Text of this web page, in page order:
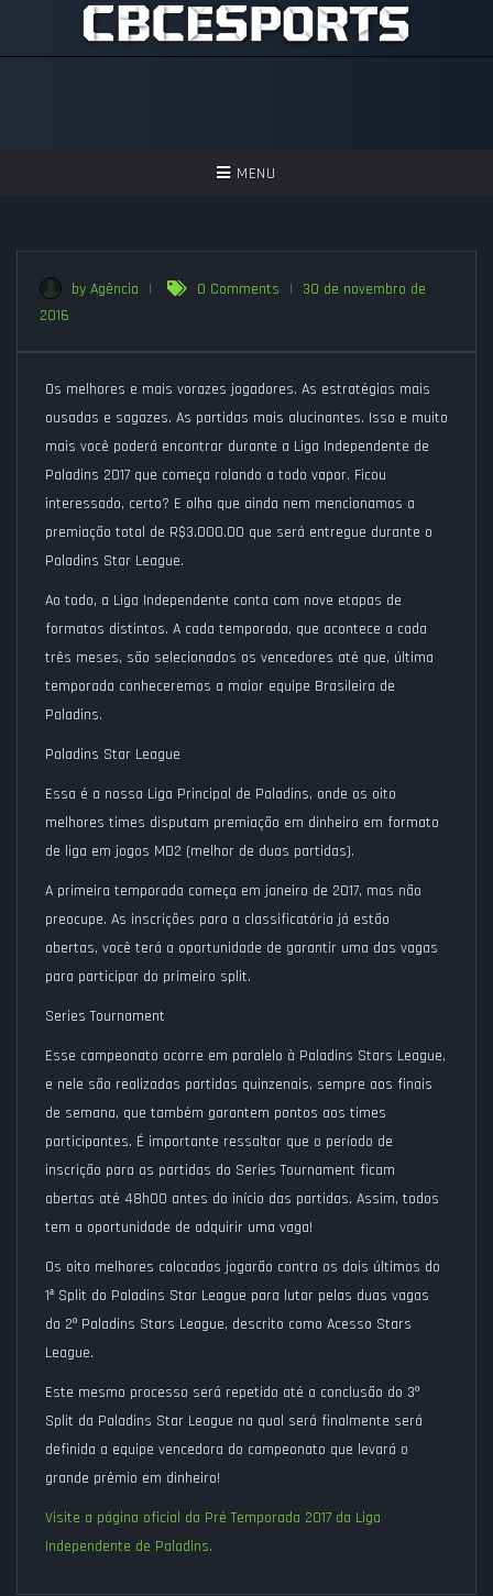
TOGGLE
MENU
ASSISTIR
PERGUNTAS FREQUENTES
by Agência | 0 Comments |
30 de novembro de
2016
Os melhores e mais vorazes jogadores. As estratégias mais
ousadas e sagazes. As partidas mais alucinantes. Isso e muito
mais você poderá encontrar durante a Liga Independente de
Paladins 2017 que começa rolando a todo vapor. Ficou
interessado, certo? E olha que ainda nem mencionamos a
premiação total de R$3.000.00 que será entregue durante o
Paladins Star League.
Ao todo, a Liga Independente conta com nove etapas de
formatos distintos. A cada temporada, que acontece a cada
três meses, são selecionados os vencedores até que, última
temporada conheceremos a maior equipe Brasileira de
Paladins.
Paladins Star League
Essa é a nossa Liga Principal de Paladins, onde os oito
melhores times disputam premiação em dinheiro em formato
de liga em jogos MD2 (melhor de duas partidas).
A primeira temporada começa em janeiro de 2017, mas não
preocupe. As inscrições para a classificatória já estão
abertas, você terá a oportunidade de garantir uma das vagas
para participar do primeiro split.
Series Tournament
Esse campeonato ocorre em paralelo à Paladins Stars League,
e nele são realizadas partidas quinzenais, sempre aos finais
de semana, que também garantem pontos aos times
participantes. É importante ressaltar que o período de
inscrição para as partidas do Series Tournament ficam
abertas até 48h00 antes do início das partidas. Assim, todos
tem a oportunidade de adquirir uma vaga!
Os oito melhores colocados jogarão contra os dois últimos do
1ª Split do Paladins Star League para lutar pelas duas vagas
da 2º Paladins Stars League, descrito como Acesso Stars
League.
Este mesmo processo será repetido até a conclusão do 3º
Split da Paladins Star League na qual será finalmente será
definida a equipe vencedora do campeonato que levará o
grande prêmio em dinheiro!
Visite a página oficial da Pré Temporada 2017 da Liga
Independente de Paladins.